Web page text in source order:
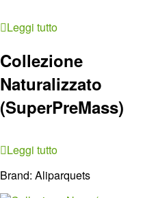
Leggi tutto
Collezione
Naturalizzato
(SuperPreMass)
Leggi tutto
Brand: Aliparquets